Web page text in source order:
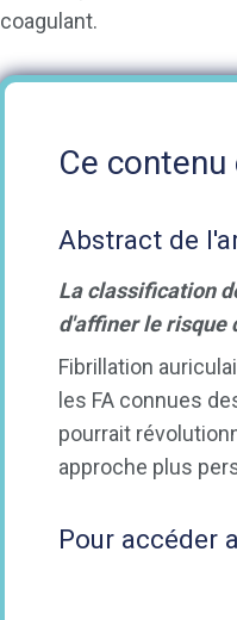
Ce
Abstract de
La classification
d'affiner le risque
Fibrillation
les FA connues
pourrait
approche plus
Pour accéder